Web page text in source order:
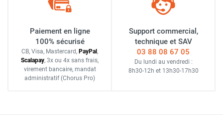
Paiement en ligne
100% sécurisé
CB, Visa, Mastercard, PayPal ,
Scalapay, 3x ou 4x sans frais,
virement bancaire, mandat
administratif (Chorus Pro)
Support commercial,
technique et SAV
03 88 08 67 05
Du lundi au vendredi :
8h30-12h et 13h30-17h30